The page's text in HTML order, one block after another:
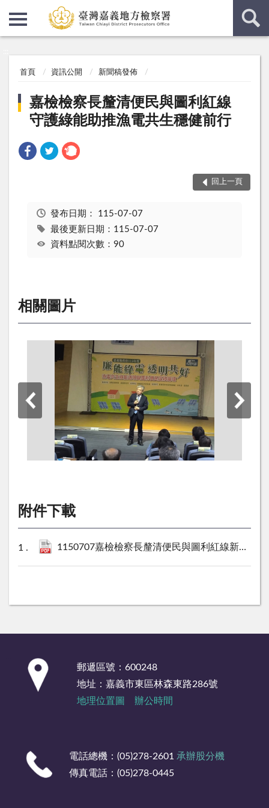
首頁 資訊公開 新聞稿發佈
嘉檢檢察長釐清便民與圖利紅線
守護綠能助推漁電共生穩健前行
回上一頁
發布日期： 115-07-07
最後更新日期：115-07-07
資料點閱次數：90
相關圖片
附件下載
1150707嘉檢檢察長釐清便民與圖利紅線新聞稿.pdf
郵遞區號：600248
地址：嘉義市東區林森東路286號
地理位置圖
辦公時間
電話總機：(05)278-2601 承辦股分機
傳真電話：(05)278-0445